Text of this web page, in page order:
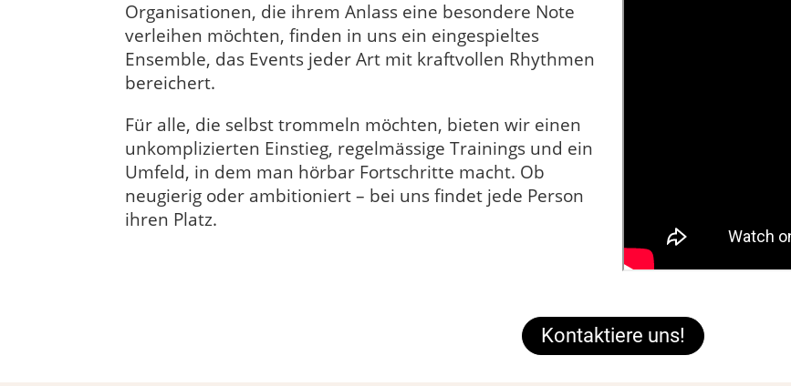
Organisationen, die ihrem Anlass eine besondere Note
verleihen möchten, finden in uns ein eingespieltes
Ensemble, das Events jeder Art mit kraftvollen Rhythmen
bereichert.
Für alle, die selbst trommeln möchten, bieten wir einen
unkomplizierten Einstieg, regelmässige Trainings und ein
Umfeld, in dem man hörbar Fortschritte macht. Ob
neugierig oder ambitioniert – bei uns findet jede Person
ihren Platz.
Kontaktiere uns!